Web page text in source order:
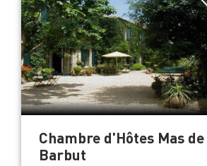
Chambre d'Hôtes Mas de
Barbut